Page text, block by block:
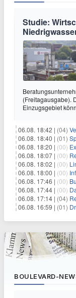
Studie:
(Freitagausgabe).
Einzugsgebiet
06.08. 18:42 | (04)
06.08. 18:40 | (01)
06.08. 18:20 | (00)
06.08. 18:07 | (00)
06.08. 18:02 | (00)
06.08. 18:00 | (00)
06.08. 17:46 | (00)
06.08. 17:44 | (00)
06.08. 17:14 | (04)
06.08. 16:59 | (01)
BOULEVARD-